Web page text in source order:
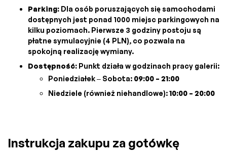
Parking: Dla osób poruszających się samochodami
dostępnych jest ponad 1000 miejsc parkingowych na
kilku poziomach. Pierwsze 3 godziny postoju są
płatne symulacyjnie (4 PLN), co pozwala na
spokojną realizację wymiany.
Dostępność: Punkt działa w godzinach pracy galerii:
Poniedziałek – Sobota: 09:00 – 21:00
Niedziele (również niehandlowe):10:00 – 20:00
Instrukcja zakupu za gotówkę